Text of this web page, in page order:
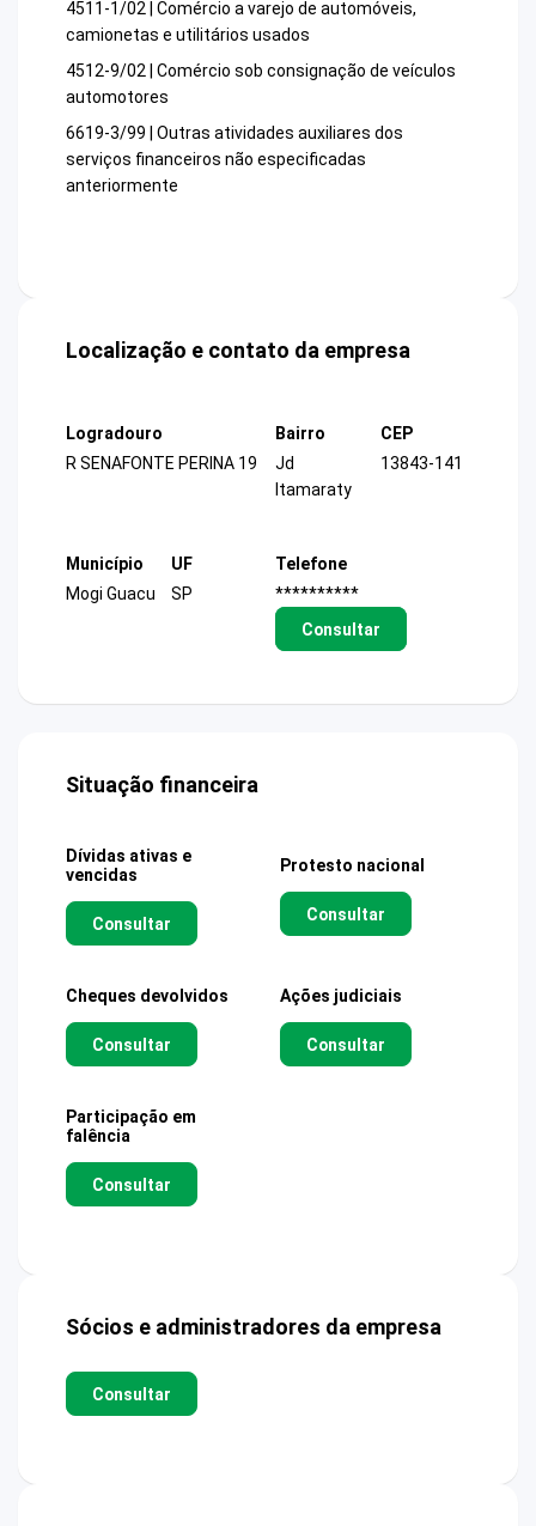
4511-1/02 | Comércio a varejo de automóveis,
camionetas e utilitários usados
4512-9/02 | Comércio sob consignação de veículos
automotores
6619-3/99 | Outras atividades auxiliares dos
serviços financeiros não especificadas
anteriormente
Localização e contato da empresa
Logradouro
R SENAFONTE PERINA 19
Bairro
Jd
Itamaraty
CEP
13843-141
Município
Mogi Guacu
UF
SP
Telefone
**********
Consultar
Situação financeira
Dívidas ativas e
vencidas
Consultar
Protesto nacional
Consultar
Cheques devolvidos
Consultar
Ações judiciais
Consultar
Participação em
falência
Consultar
Sócios e administradores da empresa
Consultar